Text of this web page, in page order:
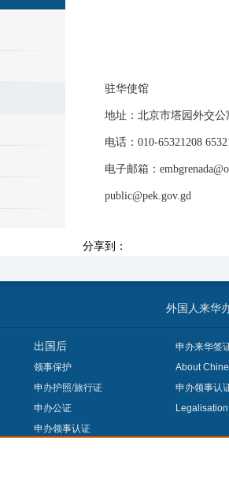
驻华使馆
地址：北京市塔园外交公
电话：010-65321208
电子邮箱：
public@pek.gov.gd
分享到：
外国人来华
出国后
领事保护
申办护照/旅行证
申办公证
申办领事认证
申办来华签
About
申办领事认